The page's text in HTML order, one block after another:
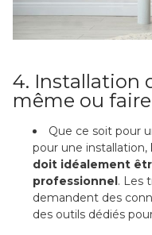
4. Installation
même ou
Que ce soit pour
pour une installation,
doit idéalement
professionnel. Les
demandent des
des outils dédiés